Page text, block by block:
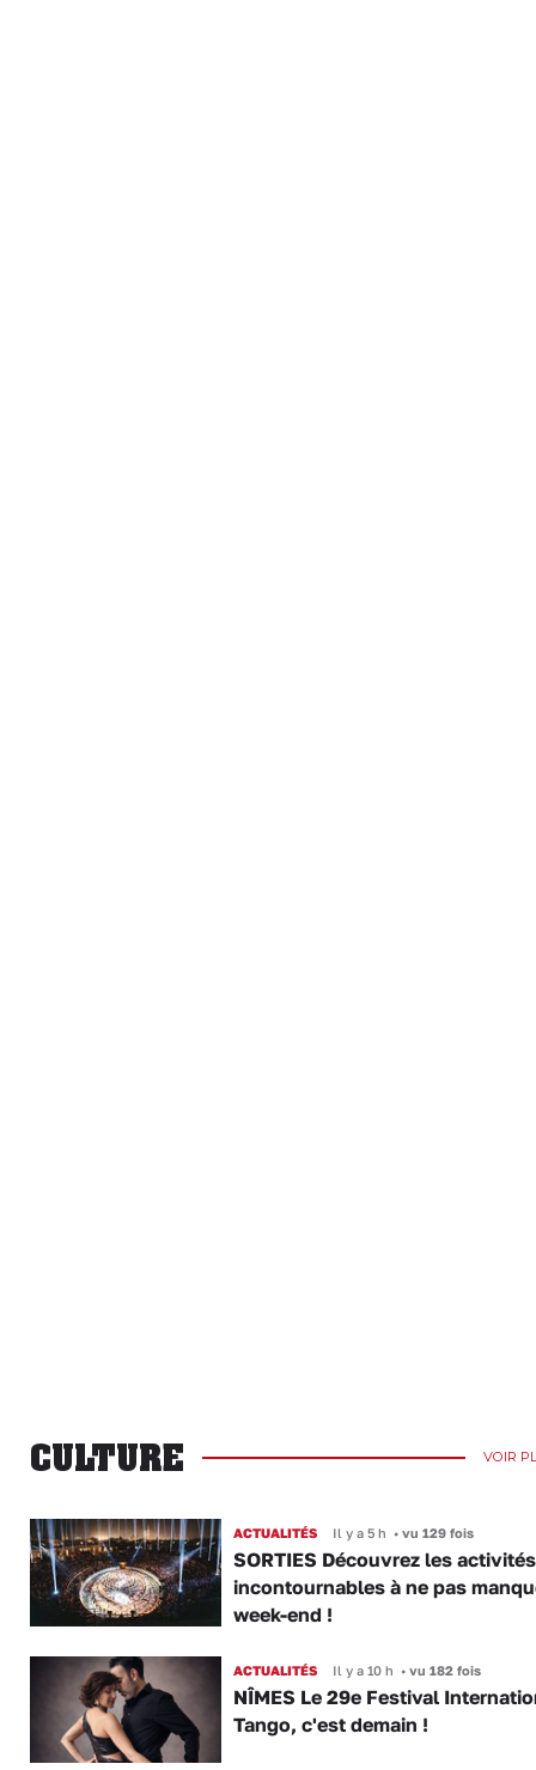
CULTURE VOIR
ACTUALITÉS Il y a 5 h •vu 129 fois
SORTIES Découvrez les activités
incontournables à ne pas
week-end !
ACTUALITÉS Il y a 10 h •vu 182 fois
NÎMES Le 29e Festival
Tango, c'est demain !